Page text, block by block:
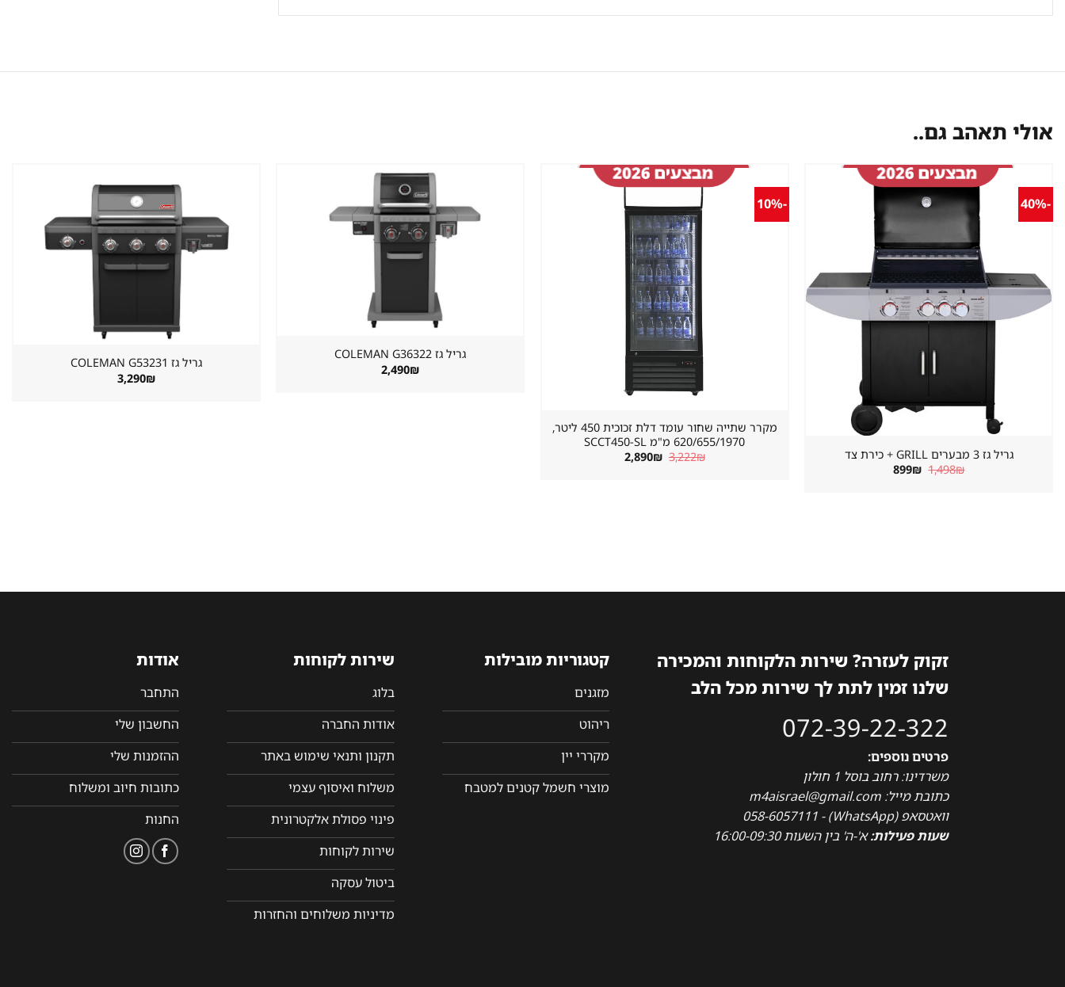
אולי תאהב גם..
-40%
גריל גז 3 מבערים GRILL + כירת צד
1,498₪ המחיר
המקורי
899₪ המחיר
-10%
מקרר שתייה שחור עומד דלת זכוכית 450 ליטר,
620/655/1970 מ"מ SCCT450-SL
3,222₪ המחיר
המקורי
2,890₪ המחיר
גריל גז ⁦COLEMAN G36322⁩
2,490₪
גריל גז ⁦COLEMAN G53231⁩
3,290₪
זקוק לעזרה? שירות הלקוחות והמכירה
שלנו זמין לתת לך שירות מכל הלב
072-39-22-322
פרטים נוספים:
משרדינו: רחוב בוסל 1 חולון
כתובת מייל: m4aisrael@gmail.com
וואטסאפ (WhatsApp) - 058-6057111
שעות פעילות:א'-ה' בין השעות 16:00-09:30
קטגוריות מובילות
מזגנים
ריהוט
מקררי יין
מוצרי חשמל קטנים למטבח
שירות לקוחות
בלוג
אודות החברה
תקנון ותנאי שימוש באתר
משלוח ואיסוף עצמי
פינוי פסולת אלקטרונית
שירות לקוחות
ביטול עסקה
מדיניות משלוחים והחזרות
אודות
התחבר
החשבון שלי
ההזמנות שלי
כתובות חיוב ומשלוח
החנות